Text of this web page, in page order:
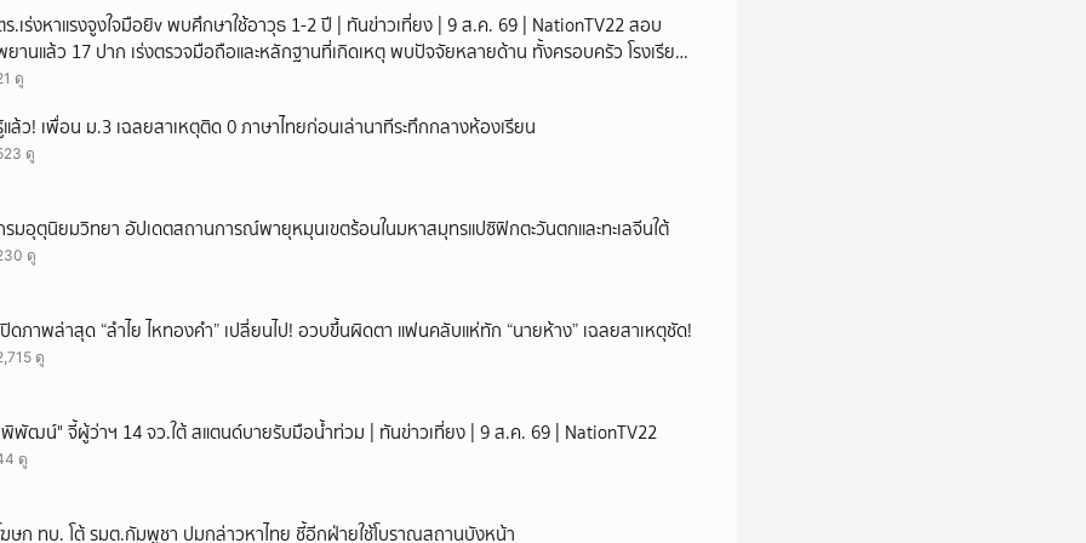
ร.เร่งหาแรงจูงใจมือยิv พบศึกษาใช้อาวุธ 1-2 ปี | ทันข่าวเที่ยง | 9 ส.ค. 69 | NationTV22 สอบ
ยานแล้ว 17 ปาก เร่งตรวจมือถือและหลักฐานที่เกิดเหตุ พบปัจจัยหลายด้าน ทั้งครอบครัว โรงเรียน
อน และสื่อโซเ
ดู
แล้ว! เพื่อน ม.3 เฉลยสาเหตุติด 0 ภาษาไทยก่อนเล่านาทีระทึกกลางห้องเรียน
ดู
รมอุตุนิยมวิทยา อัปเดตสถานการณ์พายุหมุนเขตร้อนในมหาสมุทรแปซิฟิกตะวันตกและทะเลจีนใต้
ดู
ปิดภาพล่าสุด “ลำไย ไหทองคำ” เปลี่ยนไป! อวบขึ้นผิดตา แฟนคลับแห่ทัก “นายห้าง” เฉลยสาเหตุชัด!
ดู
พัฒน์" จี้ผู้ว่าฯ 14 จว.ใต้ สแตนด์บายรับมือน้ำท่วม | ทันข่าวเที่ยง | 9 ส.ค. 69 | NationTV22
ดู
ฆษก ทบ. โต้ รมต.กัมพูชา ปมกล่าวหาไทย ชี้อีกฝ่ายใช้โบราณสถานบังหน้า